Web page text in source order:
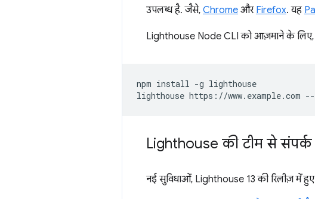
उपलब्ध है. जैसे, Chrome और Firefox. यह
Lighthouse Node CLI को आज़माने के लिए,
npm install -g lighthouse
Lighthouse की टीम से
नई सुविधाओं, Lighthouse 13 की रिलीज़ में